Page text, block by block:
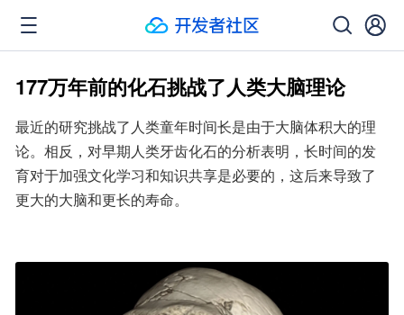
177万年前的化石挑战了人类大脑理论
最近的研究挑战了人类童年时间长是由于大脑体积大的理
论。相反，对早期人类牙齿化石的分析表明，长时间的发
育对于加强文化学习和知识共享是必要的，这后来导致了
更大的大脑和更长的寿命。